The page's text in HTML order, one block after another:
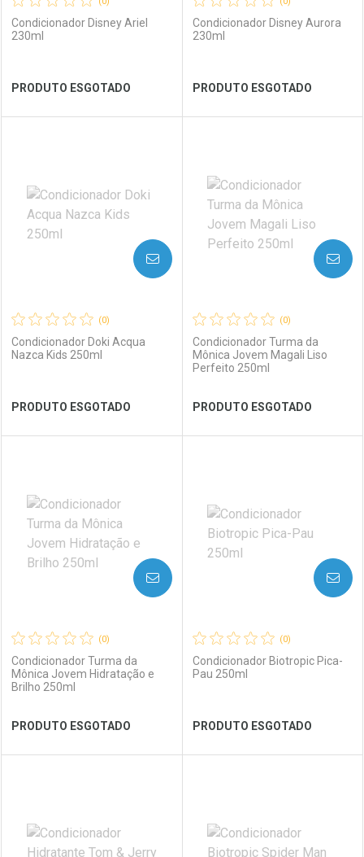
Ver Desconto Convênio Ver Desconto Convênio
Condicionador Disney Ariel
230ml
PRODUTO ESGOTADO
Laboratório
Ver Desconto Convênio
Por Menos
Condicionador Disney Aurora
230ml
PRODUTO ESGOTADO
Laboratório
Ver Desconto Convênio
Por Menos
(0)
Condicionador Doki Acqua
Nazca Kids 250ml
PRODUTO ESGOTADO
AVISE-ME
Laboratório
Ver Desconto Convênio
Por Menos
(0)
Condicionador Turma da
Mônica Jovem Magali Liso
Perfeito 250ml
PRODUTO ESGOTADO
AVISE-ME
Laboratório
Ver Desconto Convênio
Por Menos
(0)
Condicionador Turma da
Mônica Jovem Hidratação e
Brilho 250ml
PRODUTO ESGOTADO
AVISE-ME
Laboratório
Por Menos
(0)
Condicionador Biotropic Pica-
Pau 250ml
PRODUTO ESGOTADO
AVISE-ME
Laboratório
Por Menos